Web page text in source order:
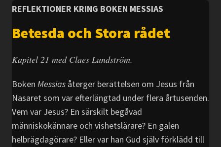
REFLEKTIONER KRING BOKEN MESSIAS
Betesda och Stora rådet
Kapitel 21 med Claes Lundström.
Boken Messias återger berättelsen om Jesus från
Nasaret som var efterlängtad under flera årtusenden.
Vem var Jesus? En särskilt begåvad
människokännare och vishetslärare? En galen
helbrägdagörare? Eller var han Gud själv förklädd till